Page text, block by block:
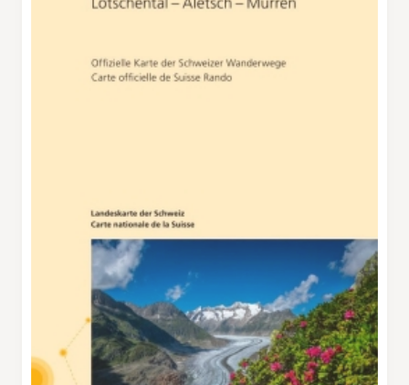
sich der in den Fels gehauene, breite Bergweg
den See aufstaute, und auf dem Wasser
Restaurants Gletscherstube zu widerstehen.
Ausser vielleicht, wenn Linienbewusste nicht
den Weg um den Tälligrat mit seinem
grandiosen Tiefblick auf den Fieschergletscher
wählen, sondern mit der Abkürzung eine
Stunde sparen: Gleich unterhalb des
Restaurants befindet sich der Eingang zum
Stollenweg. Durch einen Tunnel gelangt man
auf die andere Seite des Tälligrats, wo ein